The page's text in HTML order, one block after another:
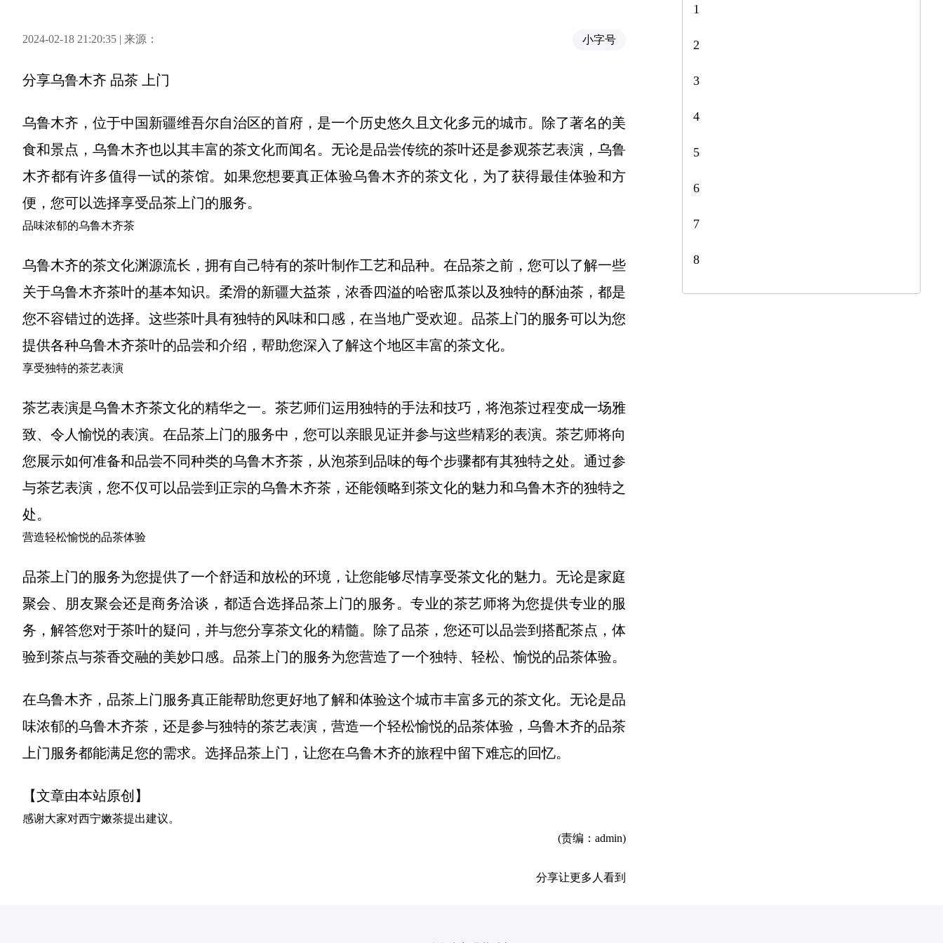
2024-02-18 21:20:35 | 来源： 小字号
分享乌鲁木齐 品茶 上门
乌鲁木齐，位于中国新疆维吾尔自治区的首府，是一个历史悠久且文化多元的城市。除了著名的美
食和景点，乌鲁木齐也以其丰富的茶文化而闻名。无论是品尝传统的茶叶还是参观茶艺表演，乌鲁
木齐都有许多值得一试的茶馆。如果您想要真正体验乌鲁木齐的茶文化，为了获得最佳体验和方
便，您可以选择享受品茶上门的服务。
品味浓郁的乌鲁木齐茶
乌鲁木齐的茶文化渊源流长，拥有自己特有的茶叶制作工艺和品种。在品茶之前，您可以了解一些
关于乌鲁木齐茶叶的基本知识。柔滑的新疆大益茶，浓香四溢的哈密瓜茶以及独特的酥油茶，都是
您不容错过的选择。这些茶叶具有独特的风味和口感，在当地广受欢迎。品茶上门的服务可以为您
提供各种乌鲁木齐茶叶的品尝和介绍，帮助您深入了解这个地区丰富的茶文化。
享受独特的茶艺表演
茶艺表演是乌鲁木齐茶文化的精华之一。茶艺师们运用独特的手法和技巧，将泡茶过程变成一场雅
致、令人愉悦的表演。在品茶上门的服务中，您可以亲眼见证并参与这些精彩的表演。茶艺师将向
您展示如何准备和品尝不同种类的乌鲁木齐茶，从泡茶到品味的每个步骤都有其独特之处。通过参
与茶艺表演，您不仅可以品尝到正宗的乌鲁木齐茶，还能领略到茶文化的魅力和乌鲁木齐的独特之
处。
营造轻松愉悦的品茶体验
品茶上门的服务为您提供了一个舒适和放松的环境，让您能够尽情享受茶文化的魅力。无论是家庭
聚会、朋友聚会还是商务洽谈，都适合选择品茶上门的服务。专业的茶艺师将为您提供专业的服
务，解答您对于茶叶的疑问，并与您分享茶文化的精髓。除了品茶，您还可以品尝到搭配茶点，体
验到茶点与茶香交融的美妙口感。品茶上门的服务为您营造了一个独特、轻松、愉悦的品茶体验。
在乌鲁木齐，品茶上门服务真正能帮助您更好地了解和体验这个城市丰富多元的茶文化。无论是品
味浓郁的乌鲁木齐茶，还是参与独特的茶艺表演，营造一个轻松愉悦的品茶体验，乌鲁木齐的品茶
上门服务都能满足您的需求。选择品茶上门，让您在乌鲁木齐的旅程中留下难忘的回忆。
【文章由本站原创】
感谢大家对西宁嫩茶提出建议。
(责编：admin)
分享让更多人看到
1
2
3
4
5
6
7
8